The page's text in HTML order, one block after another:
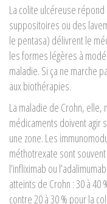
La colite ulcéreuse
suppositoires ou des
le pentasa) délivrent le
les formes légères à
maladie. Si ça ne marche
aux biothérapies.
La maladie de Crohn,
médicaments doivent agir
une zone. Les
méthotrexate sont
l’infliximab ou
atteints de Crohn : 30 à 40
contre 20 à 30 % pour la